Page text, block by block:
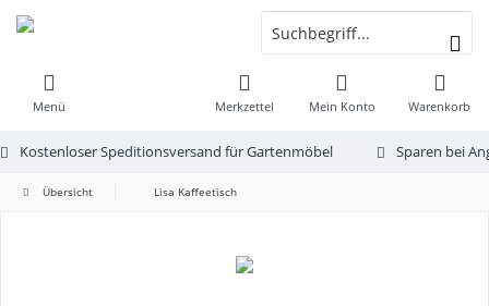
Menü Warenkorb
Merkzettel Mein Konto
Kostenloser Speditionsversand für Gartenmöbel Sparen bei
Übersicht Lisa Kaffeetisch